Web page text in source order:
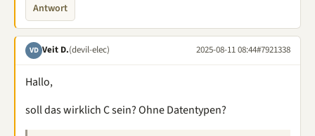
Antwort
VD Veit D.(devil-elec) 2025-08-11 08:44#7921338
Hallo,
soll das wirklich C sein? Ohne Datentypen?